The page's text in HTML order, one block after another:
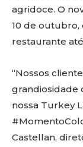
agridoce. O
10 de outubro,
restaurante até
“Nossos
grandiosidade
nossa Turkey
Castellan,